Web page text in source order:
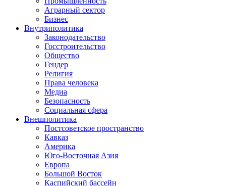
Аграрный сектор
Бизнес
Внутриполитика
Законодательство
Госстроительство
Общество
Гендер
Религия
Права человека
Медиа
Безопасность
Социальная сфера
Внешполитика
Постсоветское пространство
Кавказ
Америка
Юго-Восточная Азия
Европа
Большой Восток
Каспийский бассейн